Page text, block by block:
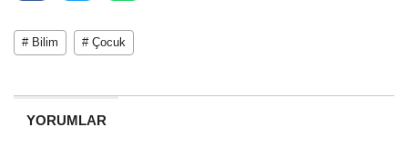
# Bilim # Çocuk
YORUMLAR